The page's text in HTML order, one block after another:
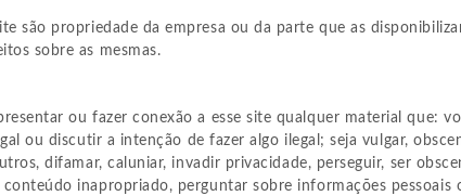
são propriedade da empresa ou da parte que as
sobre as mesmas.
ou fazer conexão a esse site qualquer material que:
ou discutir a intenção de fazer algo ilegal; seja vulgar,
difamar, caluniar, invadir privacidade, perseguir, ser
inapropriado, perguntar sobre informações